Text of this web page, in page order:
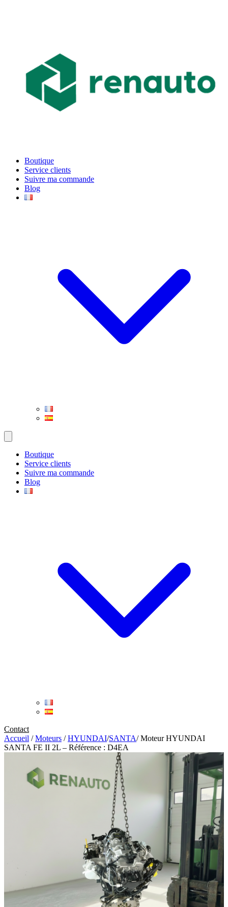
Boutique
Service clients
Suivre ma commande
Blog
Boutique
Service clients
Suivre ma commande
Blog
Contact
Accueil / Moteurs / HYUNDAI/SANTA/ Moteur HYUNDAI
SANTA FE II 2L – Référence : D4EA